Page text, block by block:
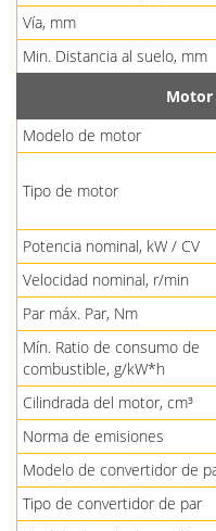
Vía, mm
Min. Distancia al suelo, mm
Modelo de motor
Tipo de motor
Potencia nominal, kW / CV
Velocidad nominal, r/min
Par máx. Par, Nm
Mín. Ratio de consumo de
combustible, g/kW*h
Cilindrada del motor, cm³
Norma de emisiones
Modelo de convertidor de
Tipo de convertidor de par